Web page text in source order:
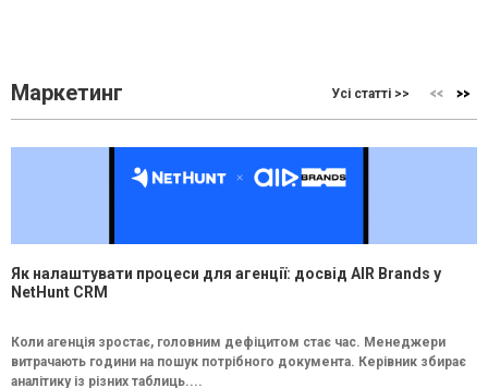
Маркетинг Усі статті >>
Як налаштувати процеси для агенції: досвід AIR Brands у
NetHunt CRM
Коли агенція зростає, головним дефіцитом стає час. Менеджери
витрачають години на пошук потрібного документа. Керівник збирає
аналітику із різних таблиць....